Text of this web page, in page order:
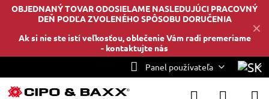
✕
OBJEDNANÝ TOVAR ODOSIELAME NASLEDUJÚCI PRACOVNÝ
DEŇ PODĽA ZVOLENÉHO SPÔSOBU DORUČENIA
Ak si nie ste istí veľkosťou, oblečenie Vám radi premeriame
- kontaktujte nás
Panel používateľa